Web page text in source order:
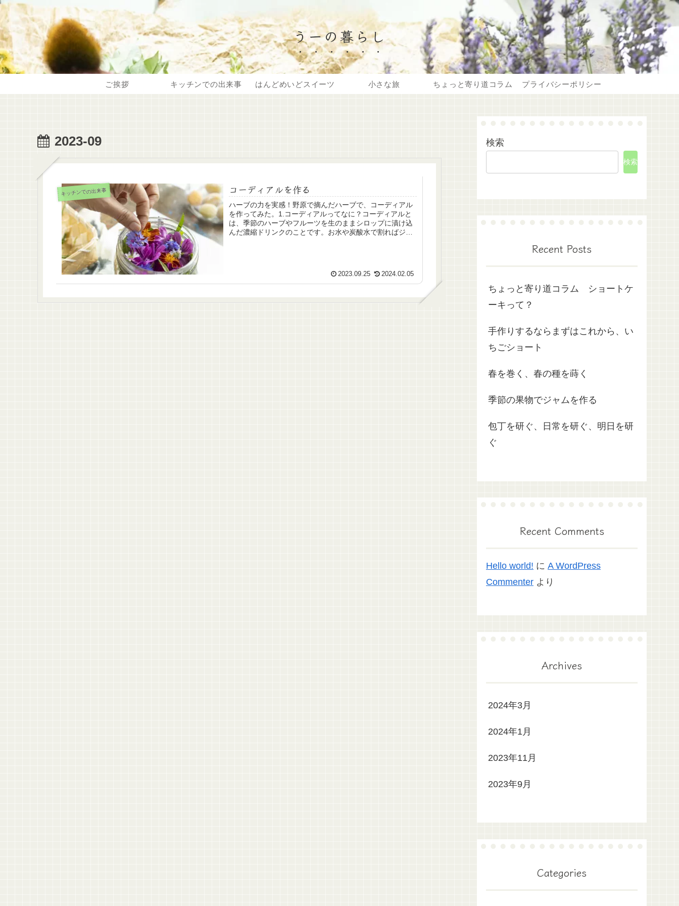
うーの暮らし
ご挨拶 キッチンでの出来事 はんどめいどスイーツ 小さな旅 ちょっと寄り道コラム プライバシーポリシー
2023-09
キッチンでの出来事 コーディアルを作る
ハーブの力を実感！野原で摘んだハーブで、コーディアル
を作ってみた。1.コーディアルってなに？コーディアルと
は、季節のハーブやフルーツを生のままシロップに漬け込
んだ濃縮ドリンクのことです。お水や炭酸水で割ればジュ
2023.09.25 2024.02.05
検索
検索
Recent Posts
ちょっと寄り道コラム ショートケ
ーキって？
手作りするならまずはこれから、い
ちごショート
春を巻く、春の種を蒔く
季節の果物でジャムを作る
包丁を研ぐ、日常を研ぐ、明日を研
ぐ
Recent Comments
Hello world! に A WordPress
Commenter より
Archives
2024年3月
2024年1月
2023年11月
2023年9月
Categories